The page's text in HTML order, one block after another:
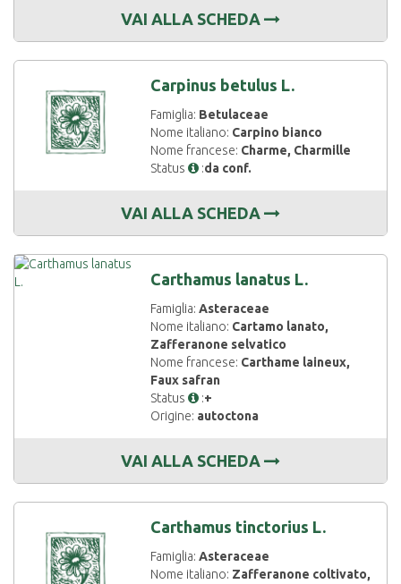
VAI ALLA SCHEDA
Carpinus betulus L.
Famiglia: Betulaceae
Nome italiano: Carpino bianco
Nome francese: Charme, Charmille
Status
:da conf.
VAI ALLA SCHEDA
Carthamus lanatus L.
Famiglia:Asteraceae
Nome italiano: Cartamo lanato,
Zafferanone selvatico
Nome francese: Carthame laineux,
Faux safran
Status
:+
Origine: autoctona
VAI ALLA SCHEDA
Carthamus tinctorius L.
Famiglia:Asteraceae
Nome italiano: Zafferanone coltivato,